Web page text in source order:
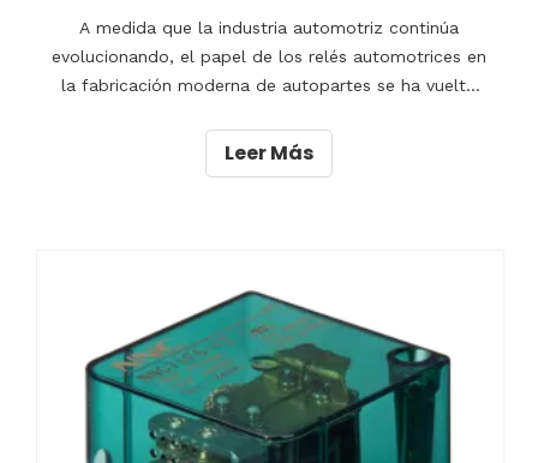
A medida que la industria automotriz continúa
evolucionando, el papel de los relés automotrices en
la fabricación moderna de autopartes se ha vuelto
capacidad para controlar circuitos y dispositivos
eléctricos, desempeñan una función vital para
Leer Más